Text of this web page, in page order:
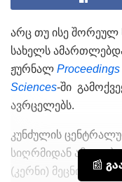
არც თუ ისე შორეულ
სახელს ამართლებდა
ჟურნალ
Sciences-ში
ავრცელებს.
კუნძულის
სიღრმიდან
(კერნი)
📰